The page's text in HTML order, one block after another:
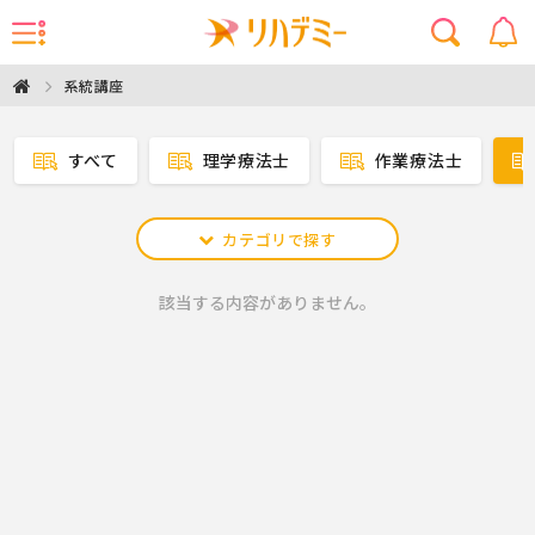
系統講座
すべて 理学療法士 作業療法士
カテゴリで探す
該当する内容がありません。